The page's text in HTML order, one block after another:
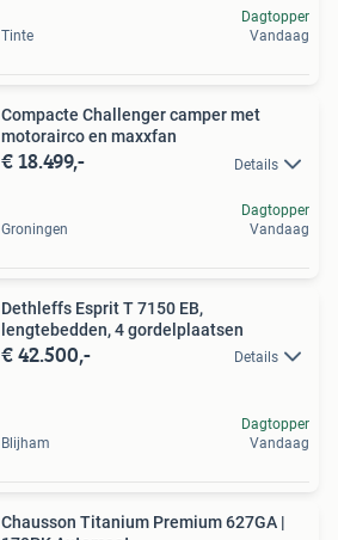
Tinte
Dagtopper
Vandaag
Compacte Challenger camper met
motorairco en maxxfan
€ 18.499,- Details
Groningen
Dagtopper
Vandaag
Dethleffs Esprit T 7150 EB,
lengtebedden, 4 gordelplaatsen
€ 42.500,- Details
Blijham
Dagtopper
Vandaag
Chausson Titanium Premium 627GA |